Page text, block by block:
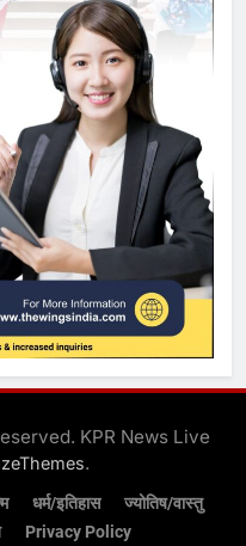
KPR News Live
.
धर्म/इतिहास
ज्योतिष/वास्तु
Privacy Policy